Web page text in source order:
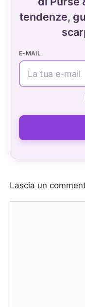
tendenze,
E-MAIL
Lascia un